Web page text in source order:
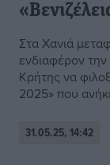
Στα Χανιά
ενδιαφέρον
Κρήτης να
2025» που
31.05.25, 14:42